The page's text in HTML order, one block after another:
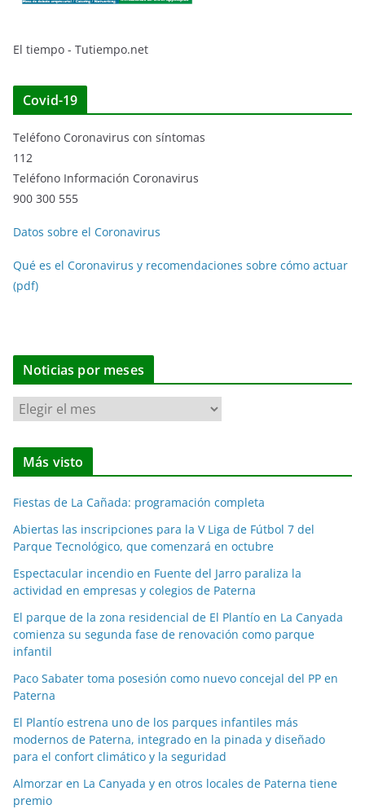
El tiempo - Tutiempo.net
Covid-19
Teléfono Coronavirus con síntomas
112
Teléfono Información Coronavirus
900 300 555
Datos sobre el Coronavirus
Qué es el Coronavirus y recomendaciones sobre cómo actuar
(pdf)
Noticias por meses
N
o
t
i
a
s
p
o
m
e
e
Más visto
Fiestas de La Cañada: programación completa
Abiertas las inscripciones para la V Liga de Fútbol 7 del
Parque Tecnológico, que comenzará en octubre
Espectacular incendio en Fuente del Jarro paraliza la
actividad en empresas y colegios de Paterna
El parque de la zona residencial de El Plantío en La Canyada
comienza su segunda fase de renovación como parque
infantil
Paco Sabater toma posesión como nuevo concejal del PP en
Paterna
El Plantío estrena uno de los parques infantiles más
modernos de Paterna, integrado en la pinada y diseñado
para el confort climático y la seguridad
Almorzar en La Canyada y en otros locales de Paterna tiene
premio